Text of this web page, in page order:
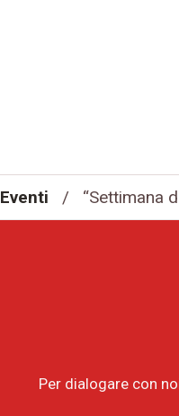
Eventi / “Settimana
Per dialogare con